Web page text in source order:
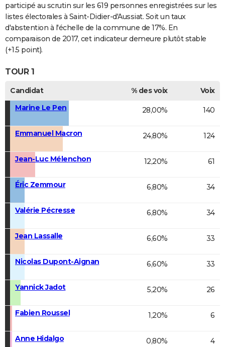
participé au scrutin sur les 619 personnes enregistrées sur les
listes électorales à Saint-Didier-d'Aussiat. Soit un taux
d'abstention à l'échelle de la commune de 17%. En
comparaison de 2017, cet indicateur demeure plutôt stable
(+1.5 point).
TOUR 1
Candidat % des voix
Voix
Marine Le Pen
28,00% 140
Emmanuel Macron 24,80% 124
Jean-Luc Mélenchon 12,20% 61
Éric Zemmour 6,80% 34
Valérie Pécresse 6,80% 34
Jean Lassalle 6,60% 33
Nicolas Dupont-Aignan 6,60% 33
Yannick Jadot 5,20% 26
Fabien Roussel 1,20% 6
Anne Hidalgo 0,80% 4